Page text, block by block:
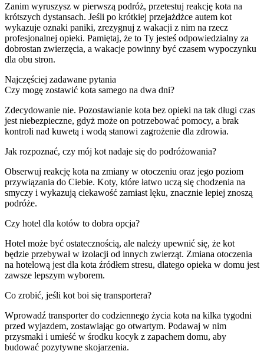
Zanim wyruszysz w pierwszą podróż, przetestuj reakcję kota na
krótszych dystansach. Jeśli po krótkiej przejażdżce autem kot
wykazuje oznaki paniki, zrezygnuj z wakacji z nim na rzecz
profesjonalnej opieki. Pamiętaj, że to Ty jesteś odpowiedzialny za
dobrostan zwierzęcia, a wakacje powinny być czasem wypoczynku
dla obu stron.
Najczęściej zadawane pytania
Czy mogę zostawić kota samego na dwa dni?
Zdecydowanie nie. Pozostawianie kota bez opieki na tak długi czas
jest niebezpieczne, gdyż może on potrzebować pomocy, a brak
kontroli nad kuwetą i wodą stanowi zagrożenie dla zdrowia.
Jak rozpoznać, czy mój kot nadaje się do podróżowania?
Obserwuj reakcję kota na zmiany w otoczeniu oraz jego poziom
przywiązania do Ciebie. Koty, które łatwo uczą się chodzenia na
smyczy i wykazują ciekawość zamiast lęku, znacznie lepiej znoszą
podróże.
Czy hotel dla kotów to dobra opcja?
Hotel może być ostatecznością, ale należy upewnić się, że kot
będzie przebywał w izolacji od innych zwierząt. Zmiana otoczenia
na hotelową jest dla kota źródłem stresu, dlatego opieka w domu jest
zawsze lepszym wyborem.
Co zrobić, jeśli kot boi się transportera?
Wprowadź transporter do codziennego życia kota na kilka tygodni
przed wyjazdem, zostawiając go otwartym. Podawaj w nim
przysmaki i umieść w środku kocyk z zapachem domu, aby
budować pozytywne skojarzenia.